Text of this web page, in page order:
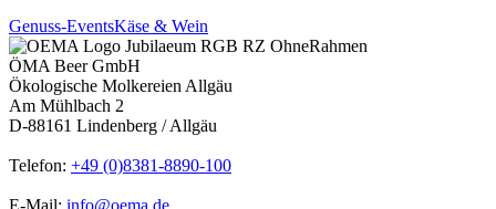
Genuss-EventsKäse & Wein
ÖMA Beer GmbH
Ökologische Molkereien Allgäu
Am Mühlbach 2
D-88161 Lindenberg / Allgäu
Telefon: +49 (0)8381-8890-100